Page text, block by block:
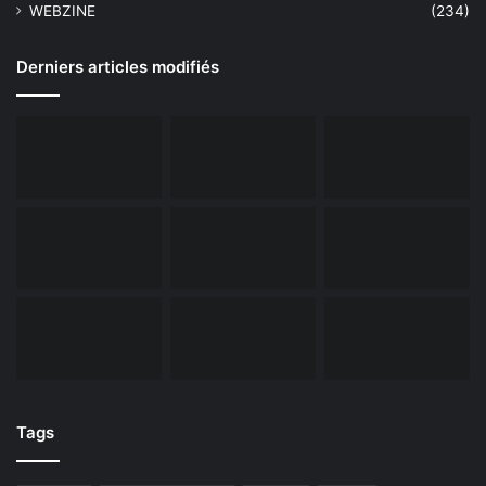
WEBZINE (234)
Derniers articles modifiés
Tags